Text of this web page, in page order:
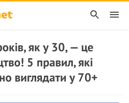
як у 30, — це
5 правил, які
виглядати у 70+